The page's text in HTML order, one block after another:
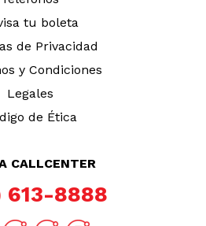
tu boleta
de Privacidad
y Condiciones
Legales
de Ética
CALLCENTER
613-8888